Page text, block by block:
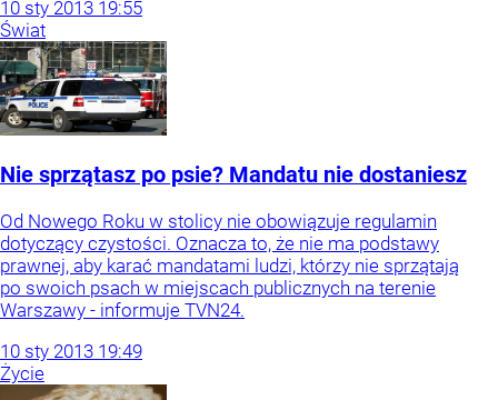
10 sty 2013 19:55
Świat
Nie sprzątasz po psie? Mandatu nie dostaniesz
Od Nowego Roku w stolicy nie obowiązuje regulamin
dotyczący czystości. Oznacza to, że nie ma podstawy
prawnej, aby karać mandatami ludzi, którzy nie sprzątają
po swoich psach w miejscach publicznych na terenie
Warszawy - informuje TVN24.
10 sty 2013 19:49
Życie